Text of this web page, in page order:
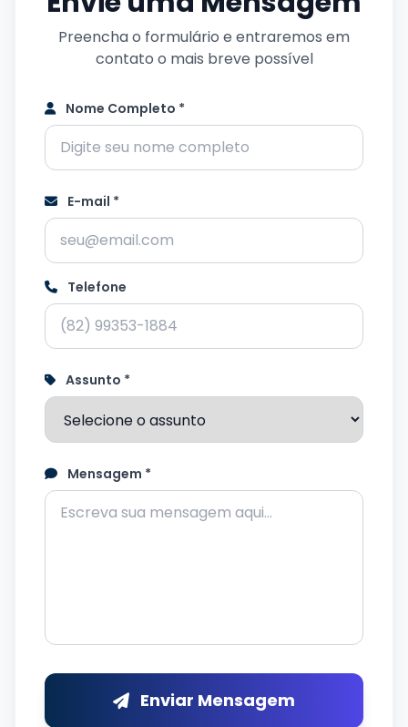
Preencha o formulário e entraremos em
contato o mais breve possível
Nome Completo *
E-mail *
Telefone
Assunto *
Mensagem *
Enviar Mensagem